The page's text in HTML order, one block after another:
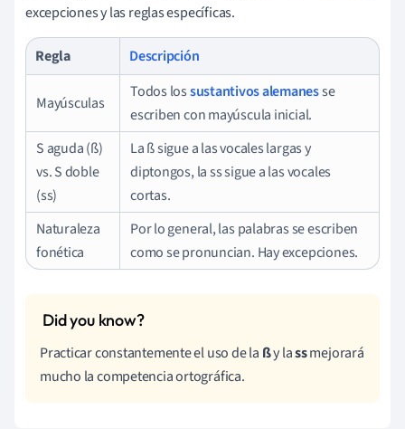
excepciones y las reglas específicas.
Regla Descripción
Mayúsculas
Todos lossustantivos alemanesse
escriben con mayúscula inicial.
S aguda (ß)
vs. S doble
(ss)
La ß sigue a las vocales largas y
diptongos, la ss sigue a las vocales
cortas.
Naturaleza
fonética
Por lo general, las palabras se escriben
como se pronuncian. Hay excepciones.
Practicar constantemente el uso de la ßy lassmejorará
mucho la competencia ortográfica.